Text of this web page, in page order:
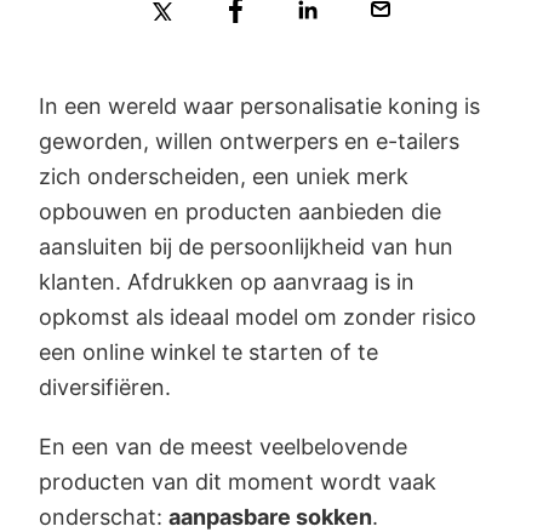
In een wereld waar personalisatie koning is
geworden, willen ontwerpers en e-tailers
zich onderscheiden, een uniek merk
opbouwen en producten aanbieden die
aansluiten bij de persoonlijkheid van hun
klanten. Afdrukken op aanvraag is in
opkomst als ideaal model om zonder risico
een online winkel te starten of te
diversifiëren.
En een van de meest veelbelovende
producten van dit moment wordt vaak
onderschat: aanpasbare sokken.